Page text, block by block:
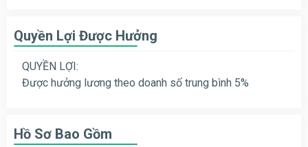
Quyền Lợi Được Hưởng
QUYỀN LỢI:
Được hưởng lương theo doanh số trung bình 5%
Hồ Sơ Bao Gồm